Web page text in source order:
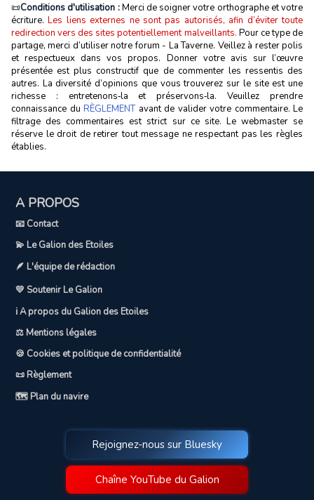
📜Conditions d'utilisation :Merci de soigner votre orthographe et votre
écriture.Les liens externes ne sont pas autorisés, afin d’éviter toute
redirection vers des sites potentiellement malveillants. Pour ce type de
partage, merci d’utiliser notre forum - La Taverne. Veillez à rester polis
et respectueux dans vos propos. Donner votre avis sur l’œuvre
présentée est plus constructif que de commenter les ressentis des
autres. La diversité d’opinions que vous trouverez sur le site est une
richesse : entretenons‑la et préservons‑la. Veuillez prendre
connaissance du RÈGLEMENTavant de valider votre commentaire. Le
filtrage des commentaires est strict sur ce site. Le webmaster se
réserve le droit de retirer tout message ne respectant pas les règles
établies.
A PROPOS
📧 Contact
💫 Le Galion des Etoiles
🪶 L'équipe de rédaction
💛 Soutenir Le Galion
ℹ️ A propos du Galion des Etoiles
⚖️ Mentions légales
🍪 Cookies et politique de confidentialité
📜 Règlement
🗺️ Plan du navire
Rejoignez-nous sur Bluesky
Chaîne YouTube du Galion